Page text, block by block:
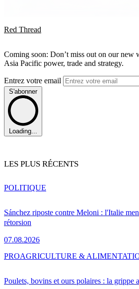
Red Thread
Coming soon: Don’t miss out on our
Asia Pacific power, trade and strategy.
Entrez votre email
S'abonner
Loading...
LES PLUS RÉCENTS
Sánchez riposte contre Meloni : l'Italie
rétorsion
07.08.2026
POLITIQUE
Poulets, bovins et ours polaires : la grippe
PROAGRICULTURE &